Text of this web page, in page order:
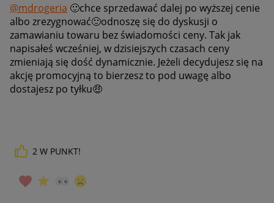
@mdrogeria 🙂chce sprzedawać dalej po wyższej cenie
albo zrezygnować🙂odnoszę się do dyskusji o
zamawianiu towaru bez świadomości ceny. Tak jak
napisałeś wcześniej, w dzisiejszych czasach ceny
zmieniają się dość dynamicznie. Jeżeli decydujesz się na
akcję promocyjną to bierzesz to pod uwagę albo
dostajesz po tyłku🤑
2 W PUNKT!